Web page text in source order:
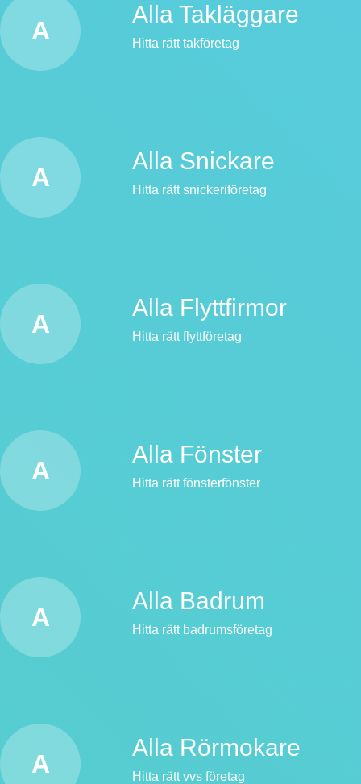
A
Alla Takläggare
Hitta rätt takföretag
A
Alla Snickare
Hitta rätt snickeriföretag
A
Alla Flyttfirmor
Hitta rätt flyttföretag
A
Alla Fönster
Hitta rätt fönsterfönster
A
Alla Badrum
Hitta rätt badrumsföretag
A
Alla Rörmokare
Hitta rätt vvs företag